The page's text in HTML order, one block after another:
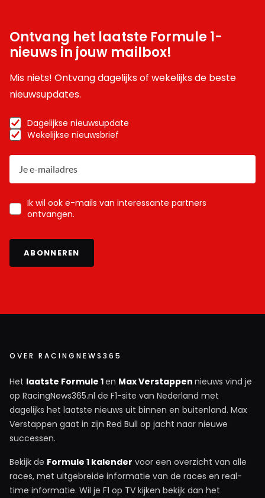
Ontvang het laatste Formule 1-
nieuws in jouw mailbox!
Mis niets! Ontvang dagelijks of wekelijks de beste
nieuwsupdates.
Dagelijkse nieuwsupdate
Wekelijkse nieuwsbrief
Ik wil ook e-mails van interessante partners
ontvangen.
ABONNEREN
OVER RACINGNEWS365
Het laatste Formule 1en Max Verstappen nieuws vind je
op RacingNews365.nl de F1-site van Nederland met
dagelijks het laatste nieuws uit binnen en buitenland. Max
Verstappen gaat in zijn Red Bull op jacht naar nieuwe
successen.
Bekijk de Formule 1 kalender voor een overzicht van alle
races, met uitgebreide informatie van de races en real-
time informatie. Wil je F1 op TV kijken bekijk dan het